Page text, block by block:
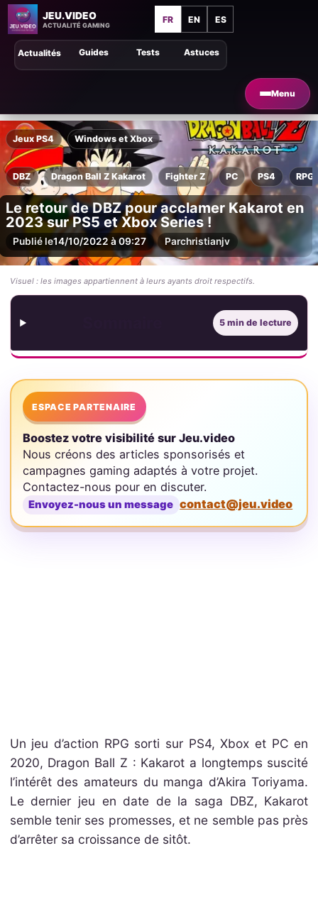
JEU.VIDEO
ACTUALITÉ GAMING
FR EN ES
Menu
Astuces
Guides Tests
Actualités
Jeux PS4 Windows et Xbox
DBZ Dragon Ball Z Kakarot Fighter Z PC PS4 RPG
Le retour de DBZ pour acclamer Kakarot en
2023 sur PS5 et Xbox Series !
Publié le14/10/2022 à 09:27 Parchristianjv
Visuel : les images appartiennent à leurs ayants droit respectifs.
5 min de lecture
ESPACE PARTENAIRE
Boostez votre visibilité sur Jeu.video
Nous créons des articles sponsorisés et
campagnes gaming adaptés à votre projet.
Contactez-nous pour en discuter.
Envoyez-nous un message contact@jeu.video
Un jeu d’action RPG sorti sur PS4, Xbox et PC en
2020, Dragon Ball Z : Kakarot a longtemps suscité
l’intérêt des amateurs du manga d’Akira Toriyama.
Le dernier jeu en date de la saga DBZ, Kakarot
semble tenir ses promesses, et ne semble pas près
d’arrêter sa croissance de sitôt.